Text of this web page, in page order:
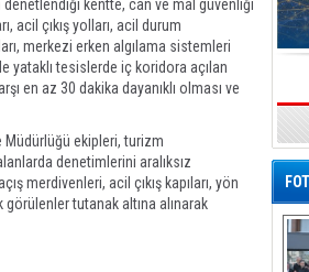
denetlendiği kentte, can ve mal güvenliği
acil çıkış yolları, acil durum
merkezi erken algılama sistemleri
yataklı tesislerde iç koridora açılan
en az 30 dakika dayanıklı olması ve
Müdürlüğü ekipleri, turizm
denetimlerini aralıksız
merdivenleri, acil çıkış kapıları, yön
tutanak altına alınarak